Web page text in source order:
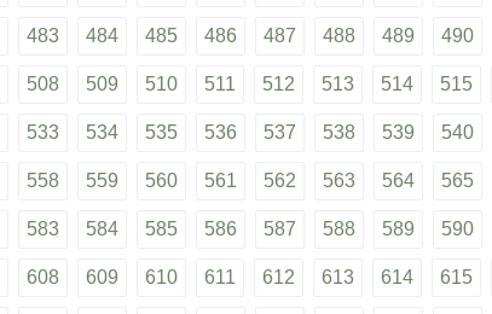
483 484 485 486 487 488 489 490
508 509 510 511 512 513 514 515
533 534 535 536 537 538 539 540
558 559 560 561 562 563 564 565
583 584 585 586 587 588 589 590
608 609 610 611 612 613 614 615